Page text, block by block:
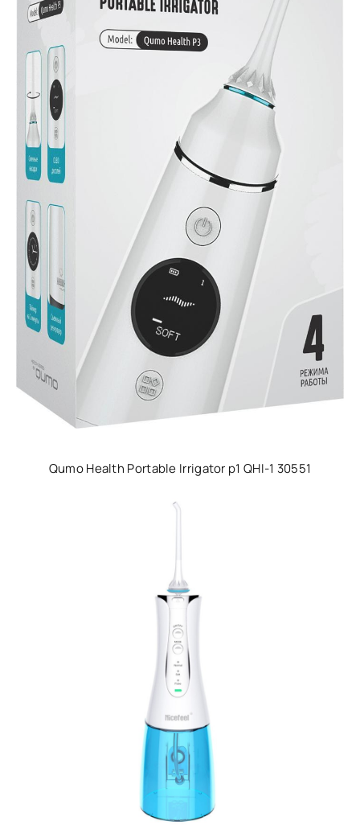
Qumo Health Portable Irrigator p1 QHI-1 30551